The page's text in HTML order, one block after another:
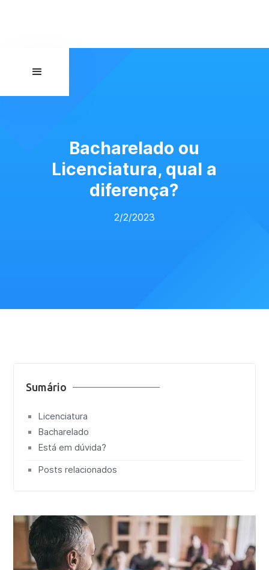
Bacharelado ou
Licenciatura, qual a
diferença?
2/2/2023
Sumário
Licenciatura
Bacharelado
Está em dúvida?
Posts relacionados